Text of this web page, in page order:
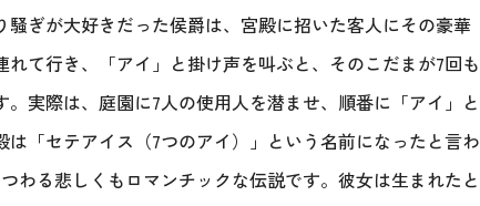
ぎが大好きだった侯爵は、宮殿に招いた客人にその豪華
て行き、「アイ」と掛け声を叫ぶと、そのこだまが7回も
実際は、庭園に7人の使用人を潜ませ、順番に「アイ」と
「セテアイス（7つのアイ）」という名前になったと言わ
わる悲しくもロマンチックな伝説です。彼女は生まれたと